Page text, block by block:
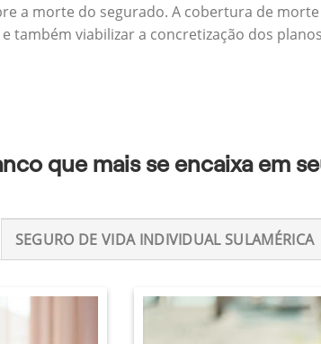
a morte do segurado. A cobertura de
também viabilizar a concretização dos
que mais se encaixa em
SEGURO DE VIDA INDIVIDUAL SULAMÉRICA